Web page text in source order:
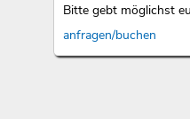
Bitte gebt möglichst
anfragen/buchen